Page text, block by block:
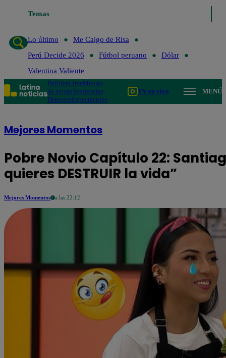
Temas
Me Caigo de Risa
Lo último
Me Caigo de Risa
Perú Decide 2026
Fútbol peruano
Dólar
Valentina Valiente
PolíticaLimaMundo
Te ayudoTendencias
DeportesEspectáculos
TV en vivo MENÚ
Mejores Momentos
Pobre Novio Capítulo 22:
quieres DESTRUIR la vida”
Mejores Momentos a las 22:12